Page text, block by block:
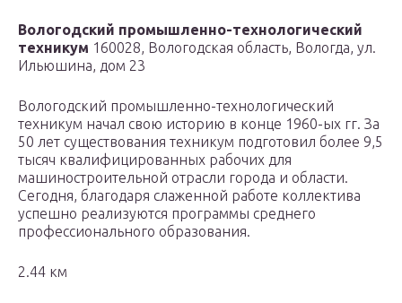
Вологодский промышленно-технологический
техникум 160028, Вологодская область, Вологда, ул.
Ильюшина, дом 23
Вологодский промышленно-технологический
техникум начал свою историю в конце 1960-ых гг. За
50 лет существования техникум подготовил более 9,5
тысяч квалифицированных рабочих для
машиностроительной отрасли города и области.
Сегодня, благодаря слаженной работе коллектива
успешно реализуются программы среднего
профессионального образования.
2.44 км